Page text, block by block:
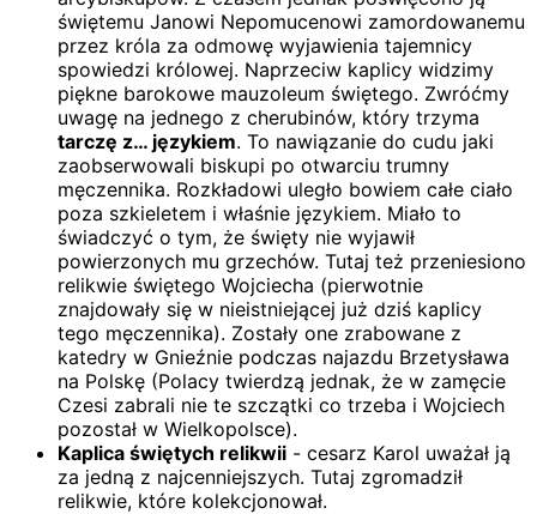
świętemu Janowi Nepomucenowi zamordowanemu
przez króla za odmowę wyjawienia tajemnicy
spowiedzi królowej. Naprzeciw kaplicy widzimy
piękne barokowe mauzoleum świętego. Zwróćmy
uwagę na jednego z cherubinów, który trzyma
tarczę z… językiem. To nawiązanie do cudu jaki
zaobserwowali biskupi po otwarciu trumny
męczennika. Rozkładowi uległo bowiem całe ciało
poza szkieletem i właśnie językiem. Miało to
świadczyć o tym, że święty nie wyjawił
powierzonych mu grzechów. Tutaj też przeniesiono
relikwie świętego Wojciecha (pierwotnie
znajdowały się w nieistniejącej już dziś kaplicy
tego męczennika). Zostały one zrabowane z
katedry w Gnieźnie podczas najazdu Brzetysława
na Polskę (Polacy twierdzą jednak, że w zamęcie
Czesi zabrali nie te szczątki co trzeba i Wojciech
pozostał w Wielkopolsce).
Kaplica świętych relikwii - cesarz Karol uważał ją
za jedną z najcenniejszych. Tutaj zgromadził
relikwie, które kolekcjonował.